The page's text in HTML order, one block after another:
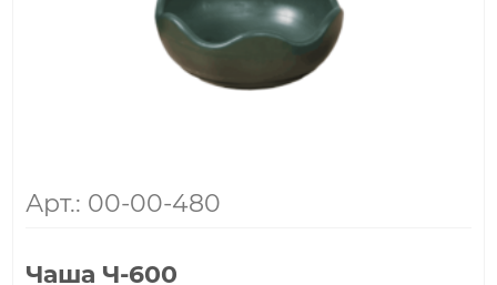
Арт.: 00-00-480
Чаша Ч-600